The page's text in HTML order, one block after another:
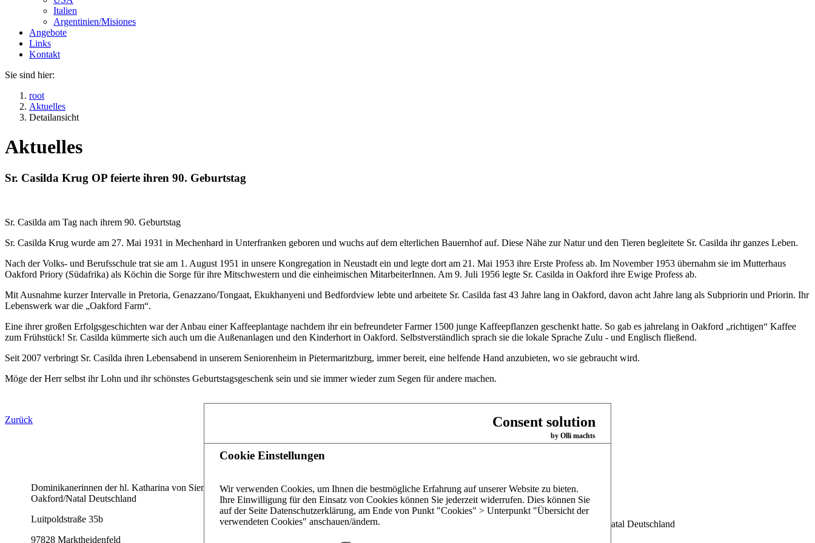
Italien
Argentinien/Misiones
Angebote
Links
Kontakt
Sie sind hier:
root
Aktuelles
Detailansicht
Aktuelles
Sr. Casilda Krug OP feierte ihren 90. Geburtstag
Sr. Casilda am Tag nach ihrem 90. Geburtstag
Sr. Casilda Krug wurde am 27. Mai 1931 in Mechenhard in Unterfranken geboren und wuchs auf dem elterlichen Bauernhof auf. Diese Nähe zur Natur und den Tieren begleitete Sr. Casilda ihr ganzes Leben.
Nach der Volks- und Berufsschule trat sie am 1. August 1951 in unsere Kongregation in Neustadt ein und legte dort am 21. Mai 1953 ihre Erste Profess ab. Im November 1953 übernahm sie im Mutterhaus
Oakford Priory (Südafrika) als Köchin die Sorge für ihre Mitschwestern und die einheimischen MitarbeiterInnen. Am 9. Juli 1956 legte Sr. Casilda in Oakford ihre Ewige Profess ab.
Mit Ausnahme kurzer Intervalle in Pretoria, Genazzano/Tongaat, Ekukhanyeni und Bedfordview lebte und arbeitete Sr. Casilda fast 43 Jahre lang in Oakford, davon acht Jahre lang als Subpriorin und Priorin. Ihr
Lebenswerk war die „Oakford Farm“.
Eine ihrer großen Erfolgsgeschichten war der Anbau einer Kaffeeplantage nachdem ihr ein befreundeter Farmer 1500 junge Kaffeepflanzen geschenkt hatte. So gab es jahrelang in Oakford „richtigen“ Kaffee
zum Frühstück! Sr. Casilda kümmerte sich auch um die Außenanlagen und den Kinderhort in Oakford. Selbstverständlich sprach sie die lokale Sprache Zulu - und Englisch fließend.
Seit 2007 verbringt Sr. Casilda ihren Lebensabend in unserem Seniorenheim in Pietermaritzburg, immer bereit, eine helfende Hand anzubieten, wo sie gebraucht wird.
Möge der Herr selbst ihr Lohn und ihr schönstes Geburtstagsgeschenk sein und sie immer wieder zum Segen für andere machen.
Zurück
Dominikanerinnen der hl. Katharina von Siena,
Oakford/Natal Deutschland
Luitpoldstraße 35b
97828 Marktheidenfeld
Startseite
Kontaktformular
Ihr Weg zu uns
Copyright © 2026 by Dominikanerinnen der hl. Katharina von Siena, Oakford/Natal Deutschland
Consent solution
by Olli machts
Cookie Einstellungen
Wir verwenden Cookies, um Ihnen die bestmögliche Erfahrung auf unserer Website zu bieten.
Ihre Einwilligung für den Einsatz von Cookies können Sie jederzeit widerrufen. Dies können Sie
auf der Seite Datenschutzerklärung, am Ende von Punkt "Cookies" > Unterpunkt "Übersicht der
verwendeten Cookies" anschauen/ändern.